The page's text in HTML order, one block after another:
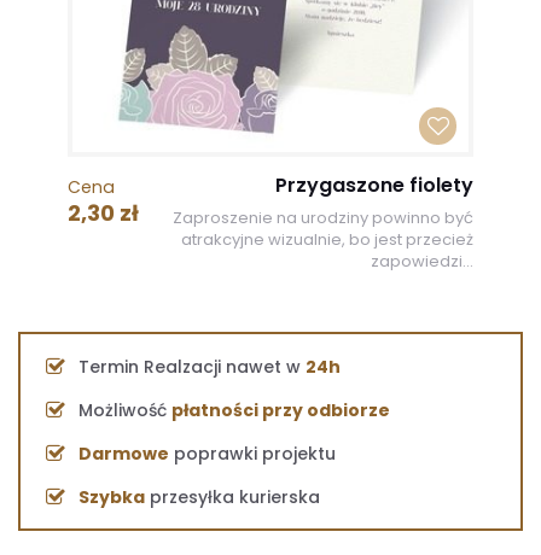
Cena
2,30 zł
Przygaszone fiolety
Zaproszenie na urodziny powinno być
atrakcyjne wizualnie, bo jest przecież
zapowiedzi...
Termin Realzacji nawet w 24h
Możliwość płatności przy odbiorze
Darmowe poprawki projektu
Szybka przesyłka kurierska